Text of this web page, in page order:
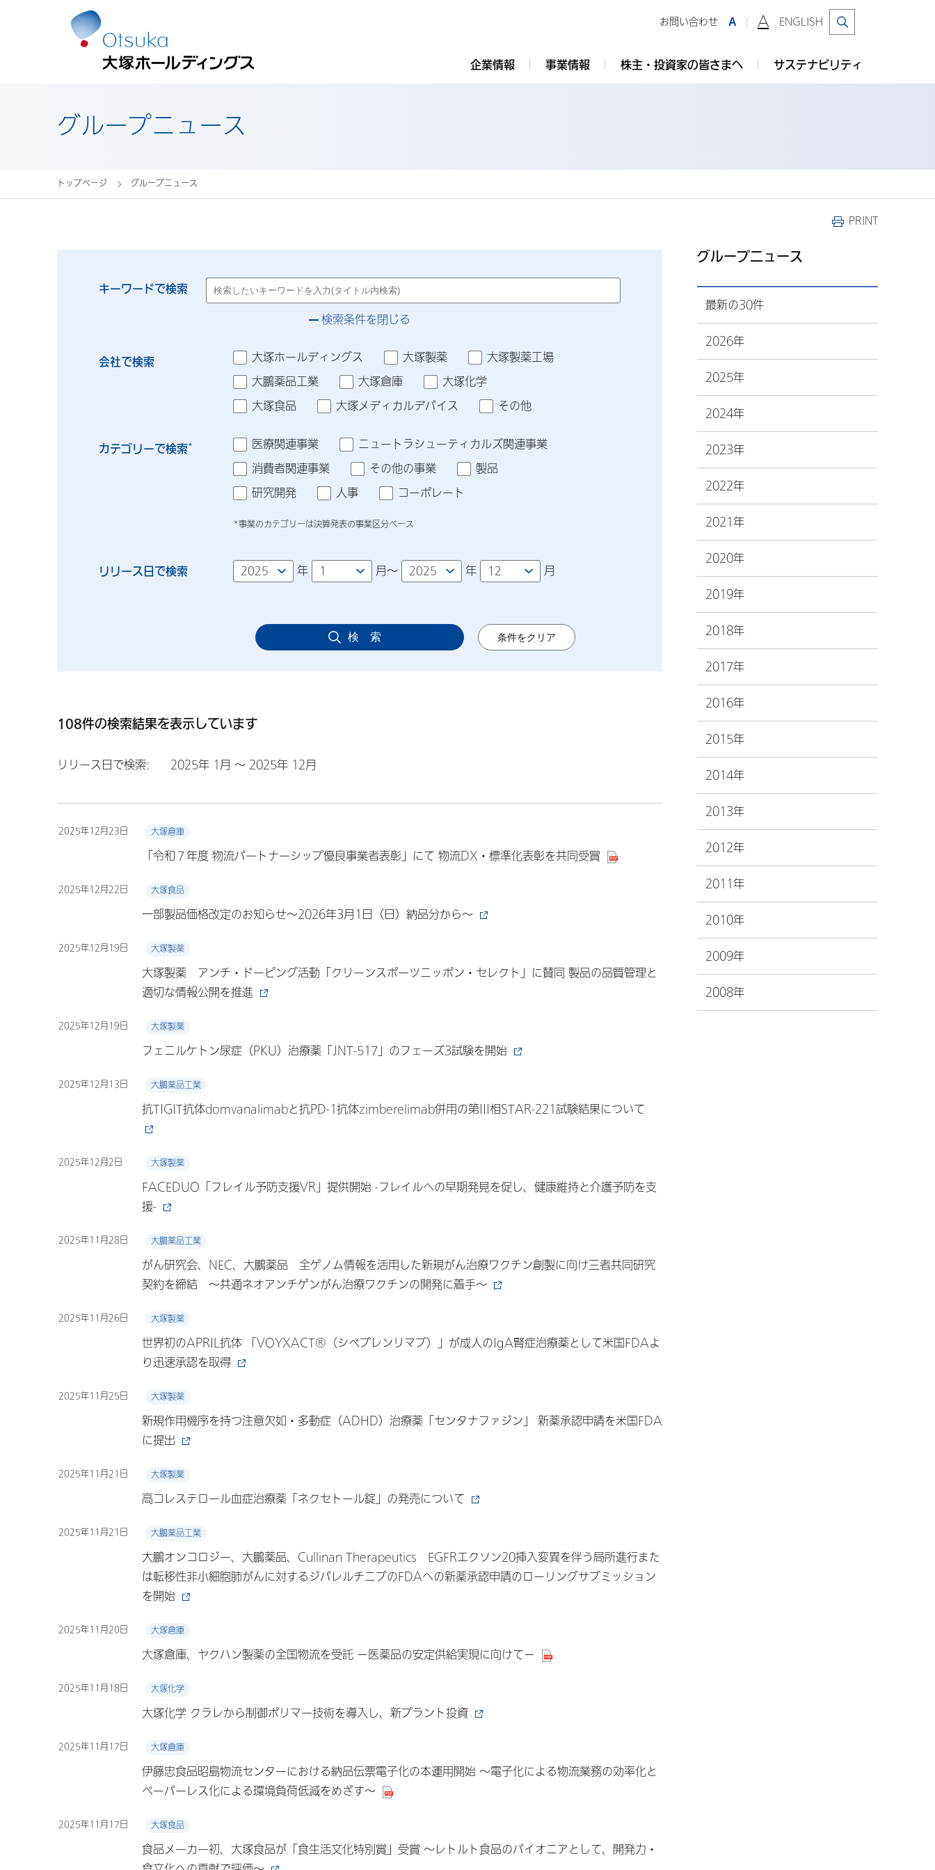
お問い合わせ A A ENGLISH
企業情報 事業情報 株主・投資家の皆さまへ サステナビリティ
グループニュース
トップページ グループニュース
PRINT
キーワードで検索
検索条件を閉じる
会社で検索 大塚ホールディングス 大塚製薬
大塚製薬工場
大鵬薬品工業
大塚倉庫
大塚化学
大塚食品
大塚メディカルデバイス その他
カテゴリーで検索* 医療関連事業
ニュートラシューティカルズ関連事業
消費者関連事業
その他の事業
製品
研究開発
人事 コーポレート
*事業のカテゴリーは決算発表の事業区分ベース
リリース日で検索 年 月～ 年 月
108件の検索結果を表示しています
リリース日で検索: 2025年 1月 ～ 2025年 12月
2025年12月23日 大塚倉庫
「令和７年度 物流パートナーシップ優良事業者表彰」にて 物流DX・標準化表彰を共同受賞
2025年12月22日 大塚食品
一部製品価格改定のお知らせ～2026年3月1日（日）納品分から～
2025年12月19日 大塚製薬
大塚製薬 アンチ・ドーピング活動「クリーンスポーツニッポン・セレクト」に賛同 製品の品質管理と
適切な情報公開を推進
2025年12月19日 大塚製薬
フェニルケトン尿症（PKU）治療薬「JNT-517」のフェーズ3試験を開始
2025年12月13日 大鵬薬品工業
抗TIGIT抗体domvanalimabと抗PD-1抗体zimberelimab併用の第III相STAR-221試験結果について
2025年12月2日 大塚製薬
FACEDUO「フレイル予防支援VR」提供開始 -フレイルへの早期発見を促し、健康維持と介護予防を支
援-
2025年11月28日 大鵬薬品工業
がん研究会、NEC、大鵬薬品 全ゲノム情報を活用した新規がん治療ワクチン創製に向け三者共同研究
契約を締結 ～共通ネオアンチゲンがん治療ワクチンの開発に着手～
2025年11月26日 大塚製薬
世界初のAPRIL抗体 「VOYXACT®（シベプレンリマブ）」が成人のIgA腎症治療薬として米国FDAよ
り迅速承認を取得
2025年11月25日 大塚製薬
新規作用機序を持つ注意欠如・多動症（ADHD）治療薬「センタナファジン」 新薬承認申請を米国FDA
に提出
2025年11月21日 大塚製薬
高コレステロール血症治療薬「ネクセトール錠」の発売について
2025年11月21日 大鵬薬品工業
大鵬オンコロジー、大鵬薬品、Cullinan Therapeutics EGFRエクソン20挿入変異を伴う局所進行また
は転移性非小細胞肺がんに対するジパレルチニブのFDAへの新薬承認申請のローリングサブミッション
を開始
2025年11月20日 大塚倉庫
大塚倉庫、ヤクハン製薬の全国物流を受託 －医薬品の安定供給実現に向けて－
2025年11月18日 大塚化学
大塚化学 クラレから制御ポリマー技術を導入し、新プラント投資
2025年11月17日 大塚倉庫
伊藤忠食品昭島物流センターにおける納品伝票電子化の本運用開始 ～電子化による物流業務の効率化と
ペーパーレス化による環境負荷低減をめざす～
2025年11月17日 大塚食品
食品メーカー初、大塚食品が「食生活文化特別賞」受賞 ～レトルト食品のパイオニアとして、開発力・
グループニュース
最新の30件
2026年
2025年
2024年
2023年
2022年
2021年
2020年
2019年
2018年
2017年
2016年
2015年
2014年
2013年
2012年
2011年
2010年
2009年
2008年